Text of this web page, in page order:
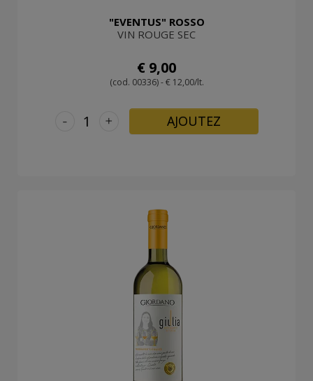
"EVENTUS" ROSSO
VIN ROUGE SEC
€ 9,00
(cod. 00336) - € 12,00/lt.
+
- AJOUTEZ